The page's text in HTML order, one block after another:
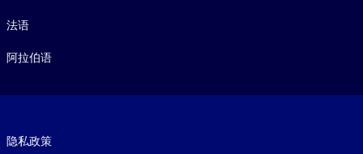
法语
阿拉伯语
隐私政策